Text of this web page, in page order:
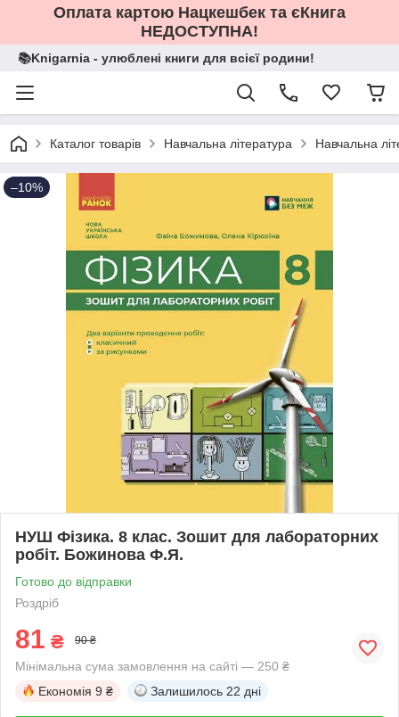
Оплата картою Нацкешбек та єКнига
НЕДОСТУПНА!
📚Knigarnia - улюблені книги для всієї родини!
Каталог товарів Навчальна література Навчальна
–10%
НУШ Фізика. 8 клас. Зошит для лабораторних
робіт. Божинова Ф.Я.
Готово до відправки
Роздріб
81 ₴ 90 ₴
Мінімальна сума замовлення на сайті — 250 ₴
Економія 9 ₴ Залишилось 22 дні